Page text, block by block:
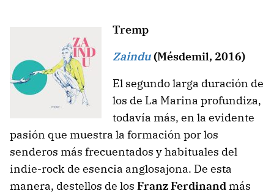
Tremp
Zaindu(Mésdemil, 2016)
El segundo larga duración de
los de La Marina profundiza,
todavía más, en la evidente
pasión que muestra la formación por los
senderos más frecuentados y habituales del
indie-rock de esencia anglosajona. De esta
manera, destellos de los Franz Ferdinandmás